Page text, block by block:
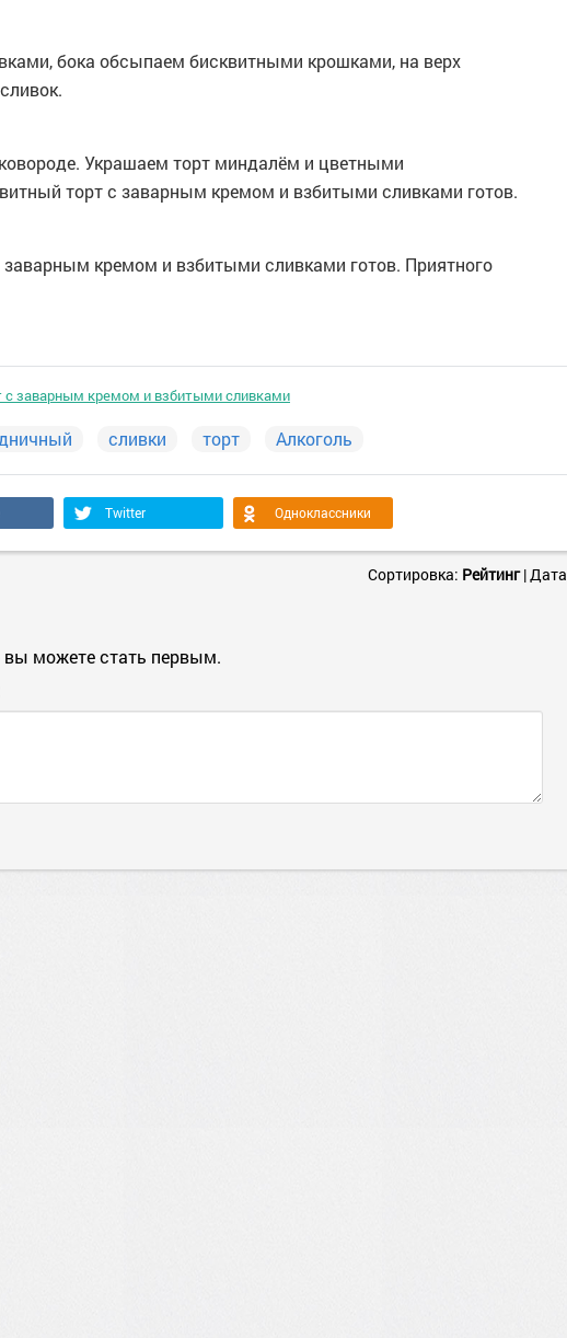
бока обсыпаем бисквитными крошками, на верх
Украшаем торт миндалём и цветными
торт с заварным кремом и взбитыми сливками готов.
кремом и взбитыми сливками готов. Приятного
с заварным кремом и взбитыми сливками
сливки торт Алкоголь
Twitter Одноклассники
Сортировка: Рейтинг|Дата
вы можете стать первым.